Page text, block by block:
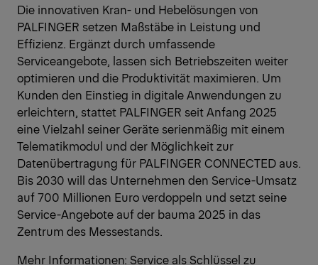
Die innovativen Kran- und Hebelösungen von
PALFINGER setzen Maßstäbe in Leistung und
Effizienz. Ergänzt durch umfassende
Serviceangebote, lassen sich Betriebszeiten weiter
optimieren und die Produktivität maximieren. Um
Kunden den Einstieg in digitale Anwendungen zu
erleichtern, stattet PALFINGER seit Anfang 2025
eine Vielzahl seiner Geräte serienmäßig mit einem
Telematikmodul und der Möglichkeit zur
Datenübertragung für PALFINGER CONNECTED aus.
Bis 2030 will das Unternehmen den Service-Umsatz
auf 700 Millionen Euro verdoppeln und setzt seine
Service-Angebote auf der bauma 2025 in das
Zentrum des Messestands.
Mehr Informationen: Service als Schlüssel zu